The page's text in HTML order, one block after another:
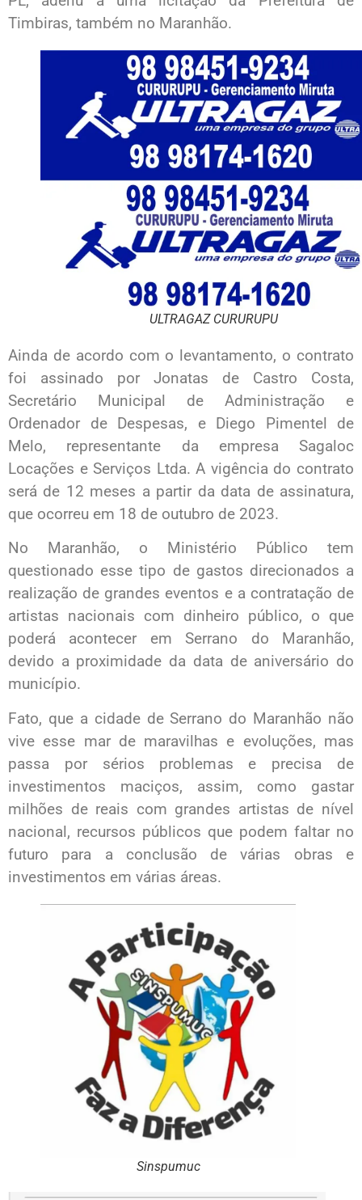
Timbiras, também no Maranhão.
ULTRAGAZ CURURUPU
Ainda de acordo com o levantamento, o contrato
foi assinado por Jonatas de Castro Costa,
Secretário Municipal de Administração e
Ordenador de Despesas, e Diego Pimentel de
Melo, representante da empresa Sagaloc
Locações e Serviços Ltda. A vigência do contrato
será de 12 meses a partir da data de assinatura,
que ocorreu em 18 de outubro de 2023.
No Maranhão, o Ministério Público tem
questionado esse tipo de gastos direcionados a
realização de grandes eventos e a contratação de
artistas nacionais com dinheiro público, o que
poderá acontecer em Serrano do Maranhão,
devido a proximidade da data de aniversário do
município.
Fato, que a cidade de Serrano do Maranhão não
vive esse mar de maravilhas e evoluções, mas
passa por sérios problemas e precisa de
investimentos maciços, assim, como gastar
milhões de reais com grandes artistas de nível
nacional, recursos públicos que podem faltar no
futuro para a conclusão de várias obras e
investimentos em várias áreas.
Sinspumuc